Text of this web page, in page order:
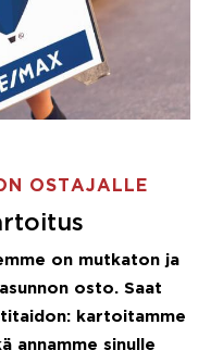
OSTAJALLE
on mutkaton ja
osto. Saat
kartoitamme
annamme sinulle